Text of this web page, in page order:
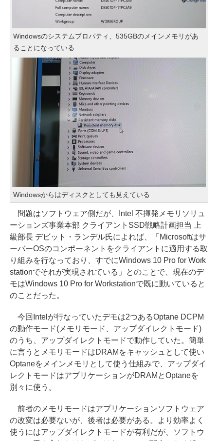
Windowsのシステムプロパティ、535GBのメインメモリがあ
ることになっている
Windowsからはディスクとしても見えている
問題はソフトウェア側だが、Intel 不揮発メモリソリュ
ーションズ事業本部 クライアントSSD戦略計画担当 上
級部長 デビット・ランデル氏によれば、「Microsoftはサ
ーバーOSのコンポーネントをクライアントに適用する取
り組みを行なっており、すでにWindows 10 Pro for Work
stationでそれが実現されている」とのことで、現在のデ
モはWindows 10 Pro for Workstationで既に動いていると
のことだった。
今回Intelが行なっていたデモは2つあるOptane DCPM
の動作モード(メモリモード、アップダイレクトモード)
のうち、アップダイレクトモードで動作していた。簡単
に言うとメモリモードはDRAMをキャッシュとして使い
Optaneをメインメモリとして使う仕組みで、アップダイ
レクトモードはアプリケーションがDRAMとOptaneを
別々に使う。
前者のメモリモードはアプリケーションソフトウェア
の改変は必要ないが、後者は必要がある。より効率よく
使うにはアップダイレクトモードが有利だが、ソフトウ